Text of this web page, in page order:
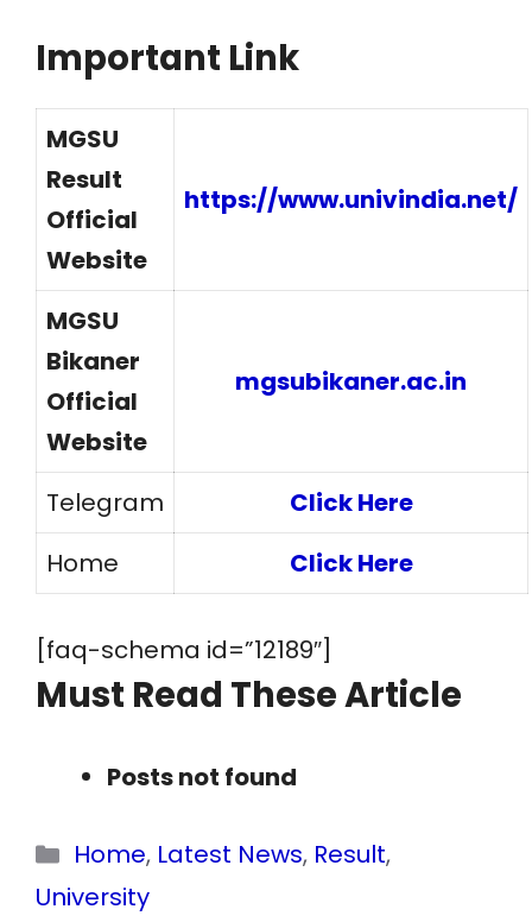
Important Link
MGSU
Result
Official
Website
https://www.univindia.net/
MGSU
Bikaner
Official
Website
mgsubikaner.ac.in
Telegram
Click Here
Home
Click Here
[faq-schema id=”12189″]
Must Read These Article
Posts not found
Categories
Home, Latest News, Result,
University